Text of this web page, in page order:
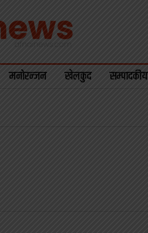
मनोरन्जन खेलकुद सम्पादकीय